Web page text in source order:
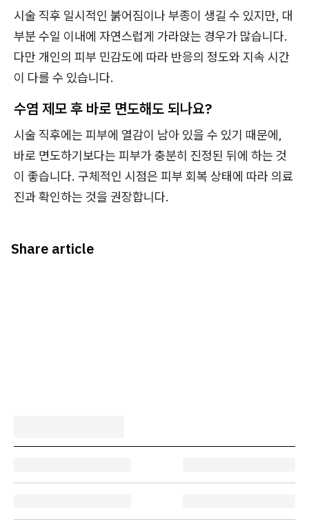
시술 직후 일시적인 붉어짐이나 부종이 생길 수 있지만, 대
부분 수일 이내에 자연스럽게 가라앉는 경우가 많습니다.
다만 개인의 피부 민감도에 따라 반응의 정도와 지속 시간
이 다를 수 있습니다.
수염 제모 후 바로 면도해도 되나요?
시술 직후에는 피부에 열감이 남아 있을 수 있기 때문에,
바로 면도하기보다는 피부가 충분히 진정된 뒤에 하는 것
이 좋습니다. 구체적인 시점은 피부 회복 상태에 따라 의료
진과 확인하는 것을 권장합니다.
Share article